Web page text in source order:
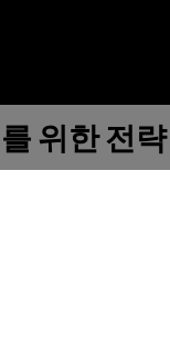
위한 전략